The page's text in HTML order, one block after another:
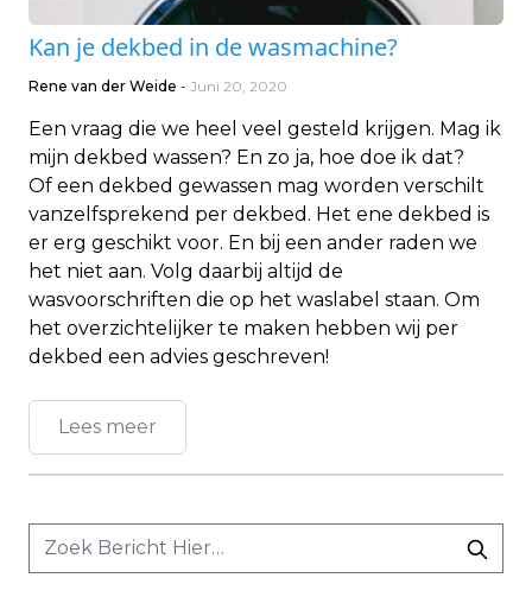
Kan je dekbed in de wasmachine?
Rene van der Weide - Juni 20, 2020
Een vraag die we heel veel gesteld krijgen. Mag ik
mijn dekbed wassen? En zo ja, hoe doe ik dat?
Of een dekbed gewassen mag worden verschilt
vanzelfsprekend per dekbed. Het ene dekbed is
er erg geschikt voor. En bij een ander raden we
het niet aan. Volg daarbij altijd de
wasvoorschriften die op het waslabel staan. Om
het overzichtelijker te maken hebben wij per
dekbed een advies geschreven!
Lees meer